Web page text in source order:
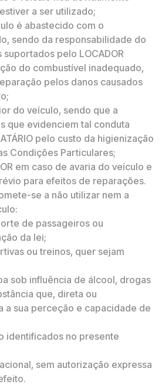
a ser utilizado;
é abastecido com o
sendo da responsabilidade do
suportados pelo LOCADOR
do combustível inadequado,
pelos danos causados
do veículo, sendo que a
que evidenciem tal conduta
pelo custo da higienização
Condições Particulares;
em caso de avaria do veículo e
para efeitos de reparações.
se a não utilizar nem a
de passageiros ou
da lei;
ou treinos, quer sejam
sob influência de álcool, drogas
que, direta ou
a sua perceção e capacidade de
identificados no presente
sem autorização expressa